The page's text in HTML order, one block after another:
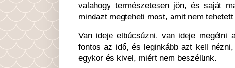
valahogy természetesen jön, és saját
mindazt megteheti most, amit nem
Van ideje elbúcsúzni, van ideje megélni
fontos az idő, és leginkább azt kell
egykor és kivel, miért nem beszélünk.